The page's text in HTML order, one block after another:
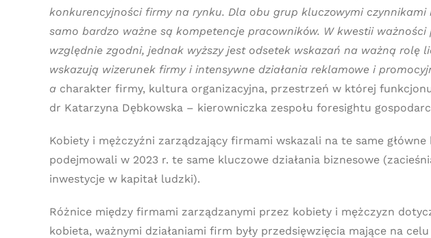
konkurencyjności firmy na rynku. Dla obu grup kluczowymi
samo bardzo ważne są kompetencje pracowników. W kwestii
względnie zgodni, jednak wyższy jest odsetek wskazań na ważną rolę
wskazują wizerunek firmy i intensywne działania reklamowe i
a charakter firmy, kultura organizacyjna, przestrzeń w której
dr Katarzyna Dębkowska – kierowniczka zespołu foresightu
Kobiety i mężczyźni zarządzający firmami wskazali na te same
podejmowali w 2023 r. te same kluczowe działania biznesowe
inwestycje w kapitał ludzki).
Różnice między firmami zarządzanymi przez kobiety i mężczyzn
kobieta, ważnymi działaniami firm były przedsięwzięcia mające na